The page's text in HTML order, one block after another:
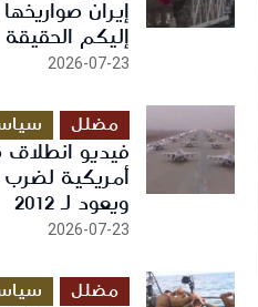
إيران
إليكم الحقيقة
2026-07-23
مضلل
فيديو انطلاق
أمريكية
ويعود لـ 2012
2026-07-23
مضلل